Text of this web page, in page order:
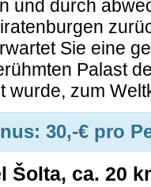
und durch
Sie eine
Palast
wurde, zum
30,-€ pro
Šolta, ca. 20